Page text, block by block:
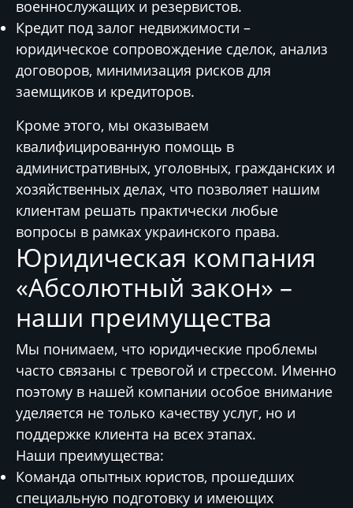
военнослужащих и резервистов.
Кредит под залог недвижимости –
юридическое сопровождение сделок, анализ
договоров, минимизация рисков для
заемщиков и кредиторов.
Кроме этого, мы оказываем
квалифицированную помощь в
административных, уголовных, гражданских и
хозяйственных делах, что позволяет нашим
клиентам решать практически любые
вопросы в рамках украинского права.
Юридическая компания
«Абсолютный закон» –
наши преимущества
Мы понимаем, что юридические проблемы
часто связаны с тревогой и стрессом. Именно
поэтому в нашей компании особое внимание
уделяется не только качеству услуг, но и
поддержке клиента на всех этапах.
Наши преимущества:
Команда опытных юристов, прошедших
специальную подготовку и имеющих